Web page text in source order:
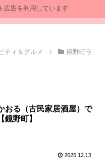
広告を利用しています
ティ＆グルメ
鏡野町ラ
おる（古民家居酒屋）で
鏡野町】
2025.12.13